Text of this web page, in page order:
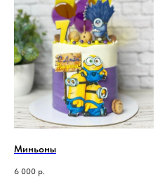
Миньоны
6 000 р.